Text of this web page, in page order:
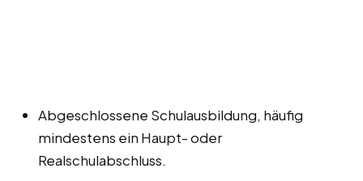
Abgeschlossene Schulausbildung, häufig
mindestens ein Haupt- oder
Realschulabschluss.